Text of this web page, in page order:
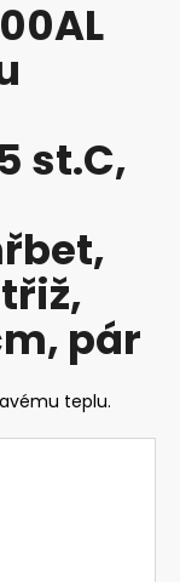
st.C,
pár
teplu.